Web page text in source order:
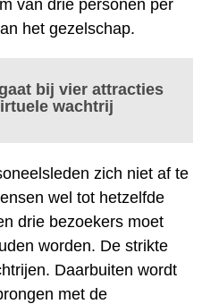
van drie personen per
het gezelschap.
bij vier attracties
wachtrij
zich niet af te
wel tot hetzelfde
drie bezoekers moet
worden. De strikte
Daarbuiten wordt
met de